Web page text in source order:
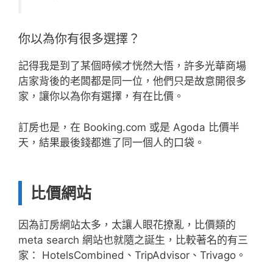
你以為你有很多選擇？
記得我是到了某個時候才恍然大悟，許多光華商場
店家背後的老闆都是同一位，他們只是故意開很多
家，讓你以為你有選擇，有在比價。
訂房也是，在 Booking.com 或是 Agoda 比價半
天，結果最後錢都進了同一個人的口袋。
比價網站
因為訂房網站太多，太讓人眼花撩亂，比價類的
meta search 網站也就隨之誕生，比較著名的有三
家： HotelsCombined、TripAdvisor、Trivago。